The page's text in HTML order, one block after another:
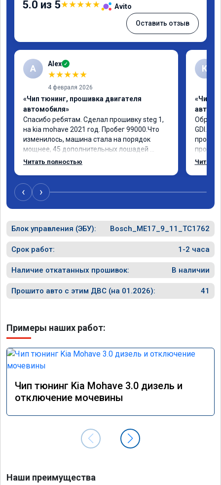
5.0 из 5★★★★★ Avito
Оставить отзыв
A Alex ✓
★★★★★
4 февраля 2026
«Чип тюнинг, прошивка двигателя
автомобиля»
Спасибо ребятам. Сделал прошивку steg 1,
на kia mohave 2021 год. Пробег 99000.Что
изменилось, машина стала на порядок
мощнее, 45 дополнительных лошадей
существенно чувствуется и соответственно
дня катаюсь, держит 12-12.5. Коробка
перестала подпинывать при наборе
скорости. Педаль газа более отзывчевее. В
Читать полностью
К
«Чип
GDI.
похоже
способ
общем
Читать
‹ ›
Блок управления (ЭБУ): Bosch_ME17_9_11_TC1762
Срок работ: 1-2 часа
Наличие откатанных прошивок: В наличии
Прошито авто с этим ДВС (на 01.2026): 41
Примеры наших работ:
Чип тюнинг Kia Mohave 3.0 дизель и
отключение мочевины
Наши преимущества